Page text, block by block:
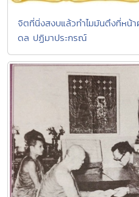
จิตที่นิ่งสงบแล้วทำไมมันตึงที่หน้
ดล ปฏิมาประกรณ์